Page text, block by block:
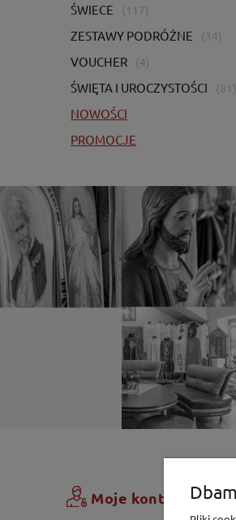
ŚWIECE (117)
ZESTAWY PODRÓŻNE (34)
VOUCHER (4)
ŚWIĘTA I UROCZYSTOŚCI (81)
NOWOŚCI
PROMOCJE
Moje konto